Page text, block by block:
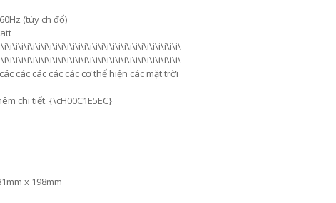
(tùy ch đổ)
các các các các cơ thể hiện các mặt trời
chi tiết. {\cH00C1E5EC}
x 198mm